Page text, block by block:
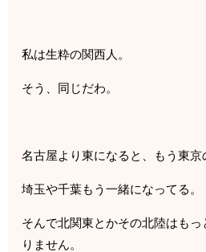
私は生粋の関西人。
そう、同じだわ。
名古屋より東になると、もう東京
埼玉や千葉もう一緒になってる。
そんで北関東とかその北陸はも
りません。